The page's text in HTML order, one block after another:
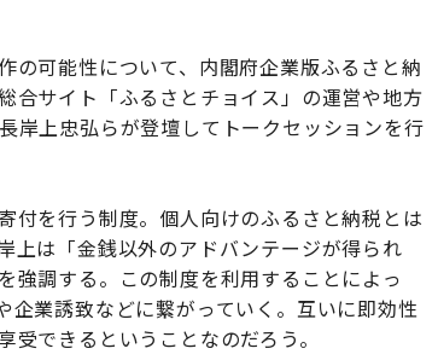
の可能性について、内閣府企業版ふるさと納
合サイト「ふるさとチョイス」の運営や地方
岸上忠弘らが登壇してトークセッションを行
付を行う制度。個人向けのふるさと納税とは
上は「金銭以外のアドバンテージが得られ
強調する。この制度を利用することによっ
業誘致などに繋がっていく。互いに即効性
できるということなのだろう。